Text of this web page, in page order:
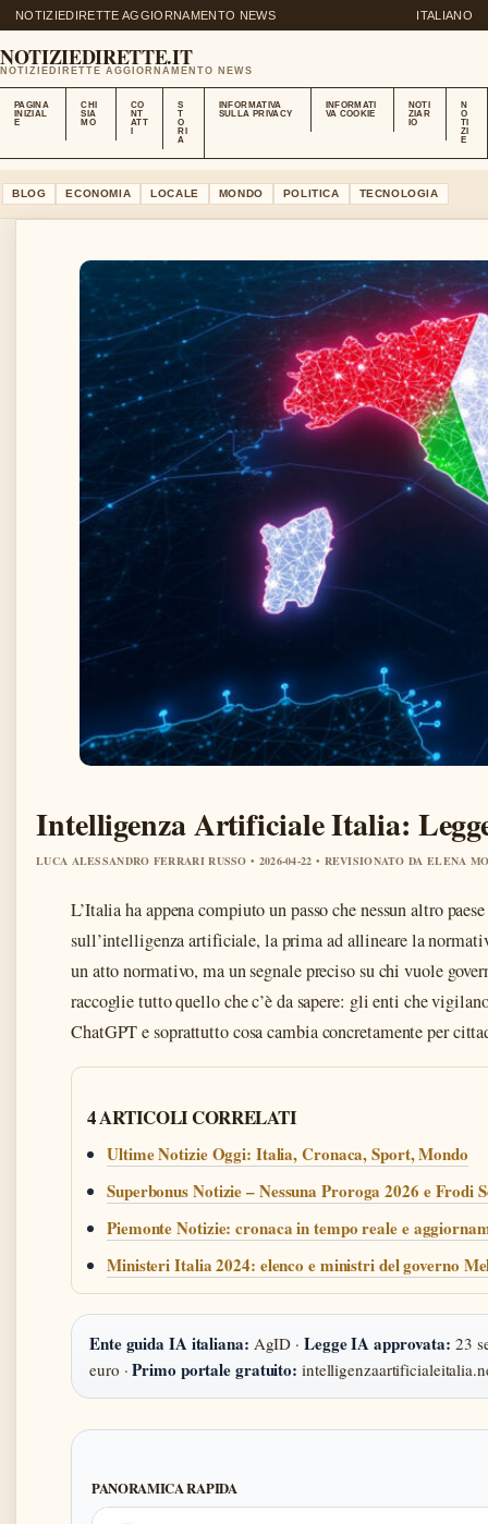
NOTIZIEDIRETTE AGGIORNAMENTO NEWS ITALIANO
NOTIZIEDIRETTE.IT
NOTIZIEDIRETTE AGGIORNAMENTO NEWS
PAGINA
INIZIAL
E
CHI
SIA
MO
CO
NT
ATT
S
T
O
RI
A
INFORMATIVA
SULLA PRIVACY
INFORMATI
VA COOKIE
NOTI
ZIAR
IO
N
O
TI
ZI
E
BLOG ECONOMIA LOCALE MONDO POLITICA TECNOLOGIA
Intelligenza Artificiale Italia:
LUCA ALESSANDRO FERRARI RUSSO • 2026-04-22 • REVISIONATO DA ELENA
L’Italia ha appena compiuto un passo che nessun altro
sull’intelligenza artificiale, la prima ad allineare la
un atto normativo, ma un segnale preciso su chi vuole
raccoglie tutto quello che c’è da sapere: gli enti che
ChatGPT e soprattutto cosa cambia concretamente per
4 ARTICOLI CORRELATI
Ultime Notizie Oggi: Italia, Cronaca, Sport, Mondo
Superbonus Notizie – Nessuna Proroga 2026 e Frodi
Piemonte Notizie: cronaca in tempo reale e
Ministeri Italia 2024: elenco e ministri del governo
Ente guida IA italiana: AgID · Legge IA approvata: 23
euro ·Primo portale gratuito:
PANORAMICA RAPIDA